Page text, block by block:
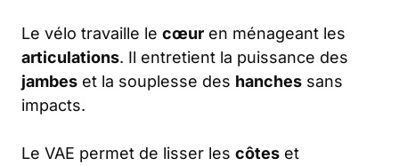
Le vélo travaille le cœur en ménageant les
articulations. Il entretient la puissance des
jambes et la souplesse des hanches sans
impacts.
Le VAE permet de lisser les côtes et